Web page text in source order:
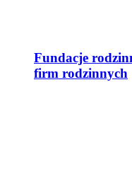
Fundacje
firm rodzinnych